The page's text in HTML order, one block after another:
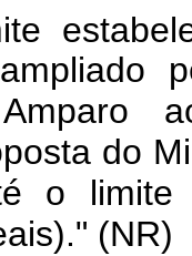
do
o limite
(NR)